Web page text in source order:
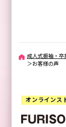
成人式振袖・
＞お客様の声
オンラインス